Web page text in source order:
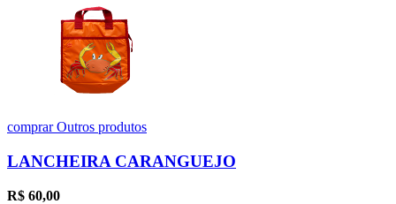
comprarOutros produtos
LANCHEIRA CARANGUEJO
R$ 60,00